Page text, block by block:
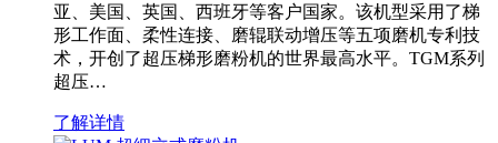
亚、美国、英国、西班牙等客户国家。该机型采用了梯
形工作面、柔性连接、磨辊联动增压等五项磨机专利技
术，开创了超压梯形磨粉机的世界最高水平。TGM系列
超压…
了解详情